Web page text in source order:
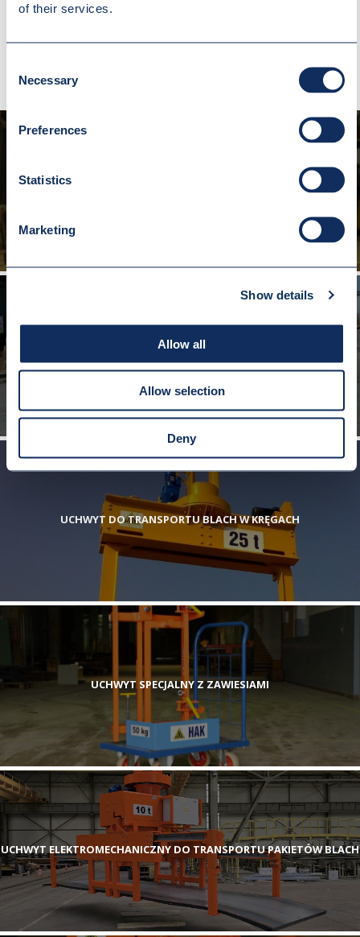
of their services.
Selection
Necessary
Preferences
Statistics
Marketing
Show details
Allow all
Allow selection
Deny
INNE REALIZACJE
UCHWYT DO TRANSPORTU BLACH W KRĘGACH
UCHWYT SPECJALNY Z ZAWIESIAMI
UCHWYT ELEKTROMECHANICZNY DO TRANSPORTU PAKIETÓW BLACH